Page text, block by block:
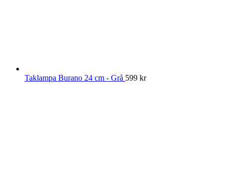
Taklampa Burano 24 cm - Grå 599 kr